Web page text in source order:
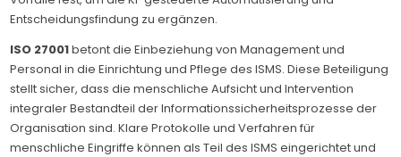
Entscheidungsfindung zu ergänzen.
ISO 27001betont die Einbeziehung von Management und
Personal in die Einrichtung und Pflege des ISMS. Diese Beteiligung
stellt sicher, dass die menschliche Aufsicht und Intervention
integraler Bestandteil der Informationssicherheitsprozesse der
Organisation sind. Klare Protokolle und Verfahren für
menschliche Eingriffe können als Teil des ISMS eingerichtet und